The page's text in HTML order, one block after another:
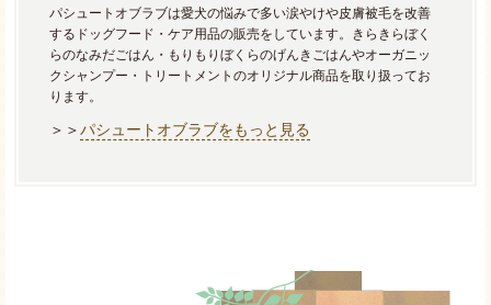
パシュートオブラブは愛犬の悩みで多い涙やけや皮膚被毛を改善
するドッグフード・ケア用品の販売をしています。きらきらぼく
らのなみだごはん・もりもりぼくらのげんきごはんやオーガニッ
クシャンプー・トリートメントのオリジナル商品を取り扱ってお
ります。
＞＞パシュートオブラブをもっと見る